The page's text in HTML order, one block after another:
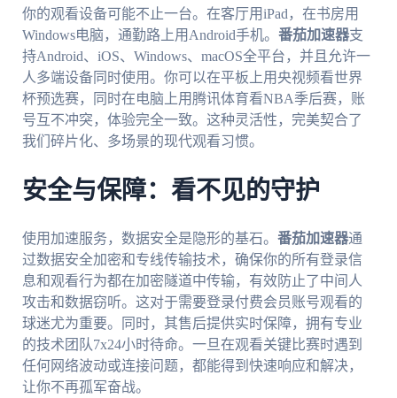
你的观看设备可能不止一台。在客厅用iPad，在书房用
Windows电脑，通勤路上用Android手机。 番茄加速器支
持Android、iOS、Windows、macOS全平台，并且允许一
人多端设备同时使用。你可以在平板上用央视频看世界
杯预选赛，同时在电脑上用腾讯体育看NBA季后赛，账
号互不冲突，体验完全一致。这种灵活性，完美契合了
我们碎片化、多场景的现代观看习惯。
安全与保障：看不见的守护
使用加速服务，数据安全是隐形的基石。 番茄加速器通
过数据安全加密和专线传输技术，确保你的所有登录信
息和观看行为都在加密隧道中传输，有效防止了中间人
攻击和数据窃听。这对于需要登录付费会员账号观看的
球迷尤为重要。同时，其售后提供实时保障，拥有专业
的技术团队7x24小时待命。一旦在观看关键比赛时遇到
任何网络波动或连接问题，都能得到快速响应和解决，
让你不再孤军奋战。